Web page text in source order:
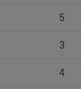
5
3
4